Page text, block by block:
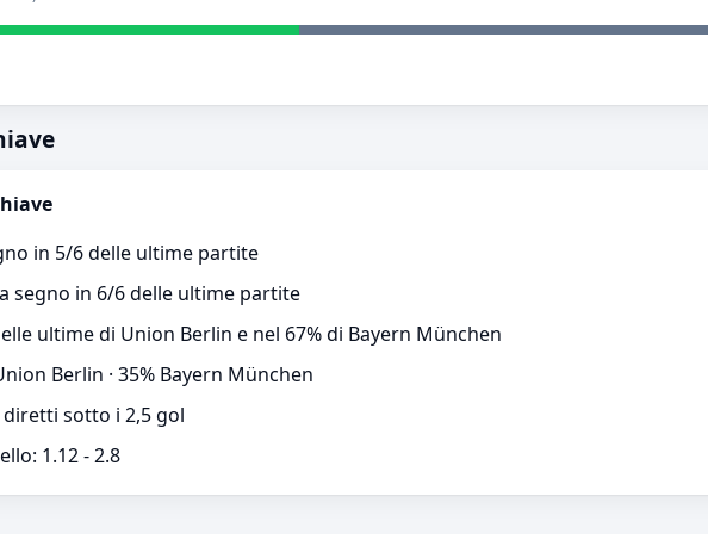
in 5/6 delle ultime partite
segno in 6/6 delle ultime partite
ultime di Union Berlin e nel 67% di Bayern München
Berlin · 35% Bayern München
sotto i 2,5 gol
1.12 - 2.8